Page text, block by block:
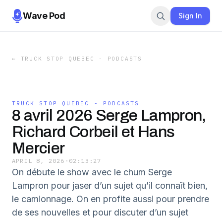
Wave Pod Sign In
← TRUCK STOP QUEBEC - PODCASTS
TRUCK STOP QUEBEC - PODCASTS
8 avril 2026 Serge Lampron,
Richard Corbeil et Hans
Mercier
APRIL 8, 2026 · 02:13:27
On débute le show avec le chum Serge
Lampron pour jaser d’un sujet qu’il connaît bien,
le camionnage. On en profite aussi pour prendre
de ses nouvelles et pour discuter d’un sujet